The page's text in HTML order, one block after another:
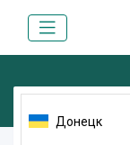
Донецк